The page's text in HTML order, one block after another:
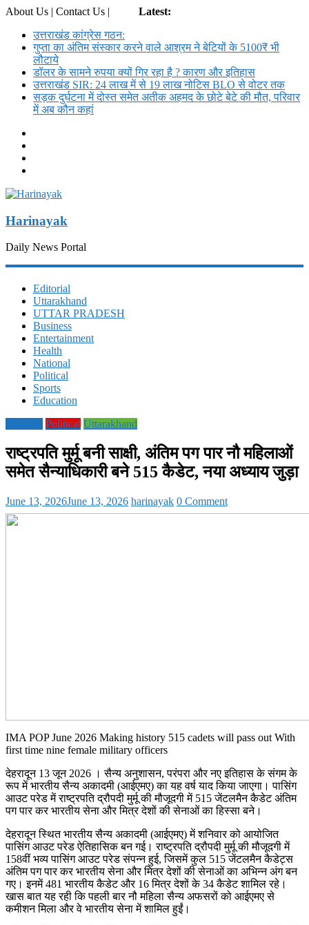
About Us | Contact Us |
Latest:
उत्तराखंड कांग्रेस गठन:
गुप्ता का अंतिम संस्कार करने वाले आश्रम ने बेटियों के 5100₹ भी
लौटाये
डॉलर के सामने रुपया क्यों गिर रहा है ? कारण और इतिहास
उत्तराखंड SIR: 24 लाख में से 19 लाख नोटिस BLO से वोटर तक
सड़क दुर्घटना में दोस्त समेत अतीक अहमद के छोटे बेटे की मौत, परिवार
में अब कौन कहां
Harinayak
Daily News Portal
Editorial
Uttarakhand
UTTAR PRADESH
Business
Entertainment
Health
National
Political
Sports
Education
Political Uttarakhand
राष्ट्रपति मुर्मू बनी साक्षी, अंतिम पग पार नौ महिलाओं
समेत सैन्याधिकारी बने 515 कैडेट, नया अध्याय जुड़ा
June 13, 2026June 13, 2026 harinayak 0 Comment
IMA POP June 2026 Making history 515 cadets will pass out With
first time nine female military officers
देहरादून 13 जून 2026 । सैन्य अनुशासन, परंपरा और नए इतिहास के संगम के
रूप में भारतीय सैन्य अकादमी (आईएमए) का यह वर्ष याद किया जाएगा। पासिंग
आउट परेड में राष्ट्रपति द्रौपदी मुर्मू की मौजूदगी में 515 जेंटलमैन कैडेट अंतिम
पग पार कर भारतीय सेना और मित्र देशों की सेनाओं का हिस्सा बने।
देहरादून स्थित भारतीय सैन्य अकादमी (आईएमए) में शनिवार को आयोजित
पासिंग आउट परेड ऐतिहासिक बन गई। राष्ट्रपति द्रौपदी मुर्मू की मौजूदगी में
158वीं भव्य पासिंग आउट परेड संपन्न हुई, जिसमें कुल 515 जेंटलमैन कैडेट्स
अंतिम पग पार कर भारतीय सेना और मित्र देशों की सेनाओं का अभिन्न अंग बन
गए। इनमें 481 भारतीय कैडेट और 16 मित्र देशों के 34 कैडेट शामिल रहे।
खास बात यह रही कि पहली बार नौ महिला सैन्य अफसरों को आईएमए से
कमीशन मिला और वे भारतीय सेना में शामिल हुईं।